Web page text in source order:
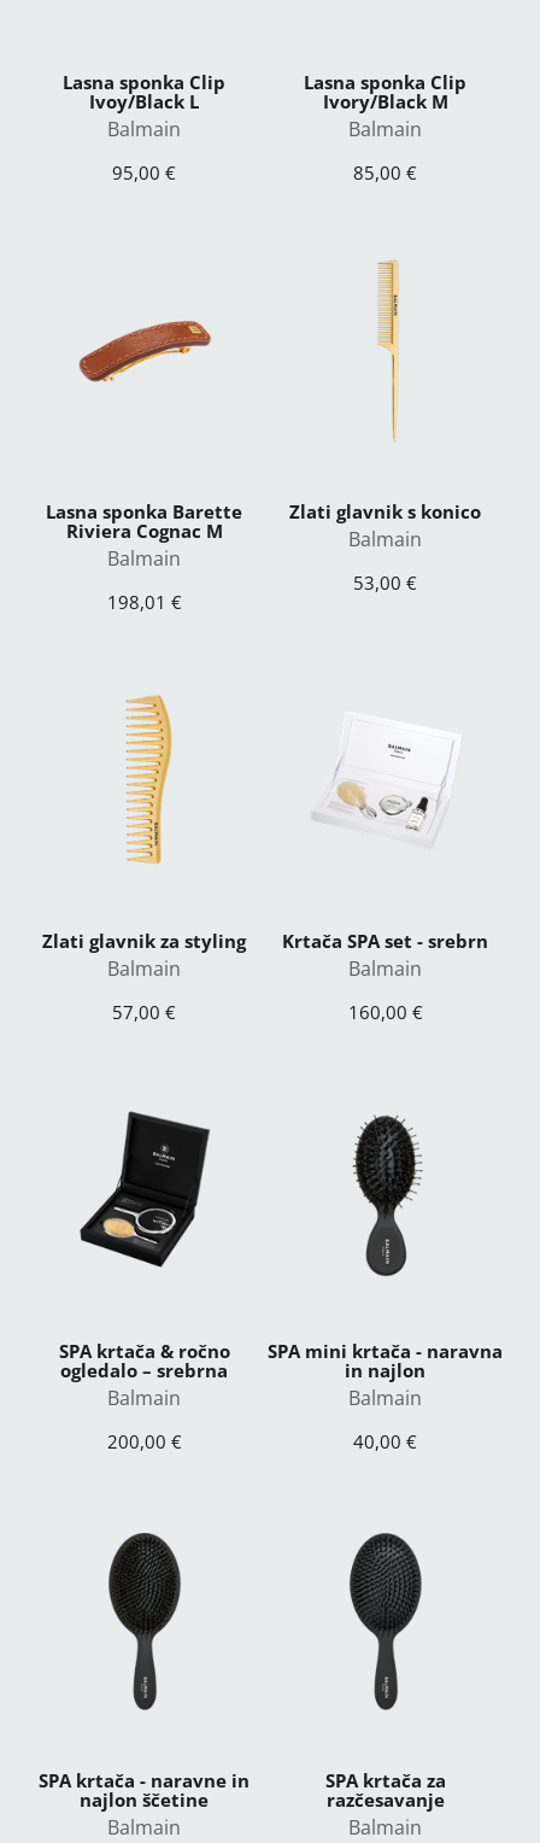
Lasna sponka Clip
Ivoy/Black L
Balmain
95,00 €
Lasna sponka Clip
Ivory/Black M
Balmain
85,00 €
Lasna sponka Barette
Riviera Cognac M
Balmain
198,01 €
Zlati glavnik s konico
Balmain
53,00 €
Zlati glavnik za styling
Balmain
57,00 €
Krtača SPA set - srebrn
Balmain
160,00 €
SPA krtača & ročno
ogledalo – srebrna
Balmain
200,00 €
SPA mini krtača - naravna
in najlon
Balmain
40,00 €
SPA krtača - naravne in
najlon ščetine
Balmain
SPA krtača za
razčesavanje
Balmain